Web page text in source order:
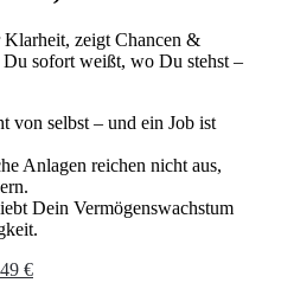
zeigt Chancen &
sofort weißt, wo Du stehst –
von selbst – und ein Job ist
Anlagen reichen nicht aus,
Dein Vermögenswachstum
€